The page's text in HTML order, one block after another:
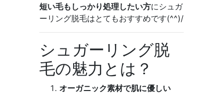
短い毛もしっかり処理したい方にシュガ
ーリング脱毛はとてもおすすめです(^^)/
シュガーリング脱
毛の魅力とは？
オーガニック素材で肌に優しい